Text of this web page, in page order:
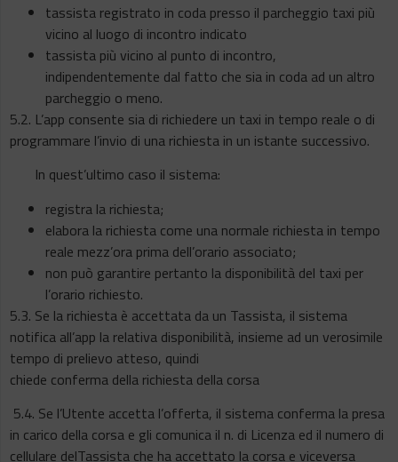
tassista registrato in coda presso il parcheggio taxi più
vicino al luogo di incontro indicato
tassista più vicino al punto di incontro,
indipendentemente dal fatto che sia in coda ad un altro
parcheggio o meno.
5.2. L’app consente sia di richiedere un taxi in tempo reale o di
programmare l’invio di una richiesta in un istante successivo.
In quest’ultimo caso il sistema:
registra la richiesta;
elabora la richiesta come una normale richiesta in tempo
reale mezz’ora prima dell’orario associato;
non può garantire pertanto la disponibilità del taxi per
l’orario richiesto.
5.3. Se la richiesta è accettata da un Tassista, il sistema
notifica all’app la relativa disponibilità, insieme ad un verosimile
tempo di prelievo atteso, quindi
chiede conferma della richiesta della corsa
5.4. Se l’Utente accetta l’offerta, il sistema conferma la presa
in carico della corsa e gli comunica il n. di Licenza ed il numero di
cellulare delTassista che ha accettato la corsa e viceversa